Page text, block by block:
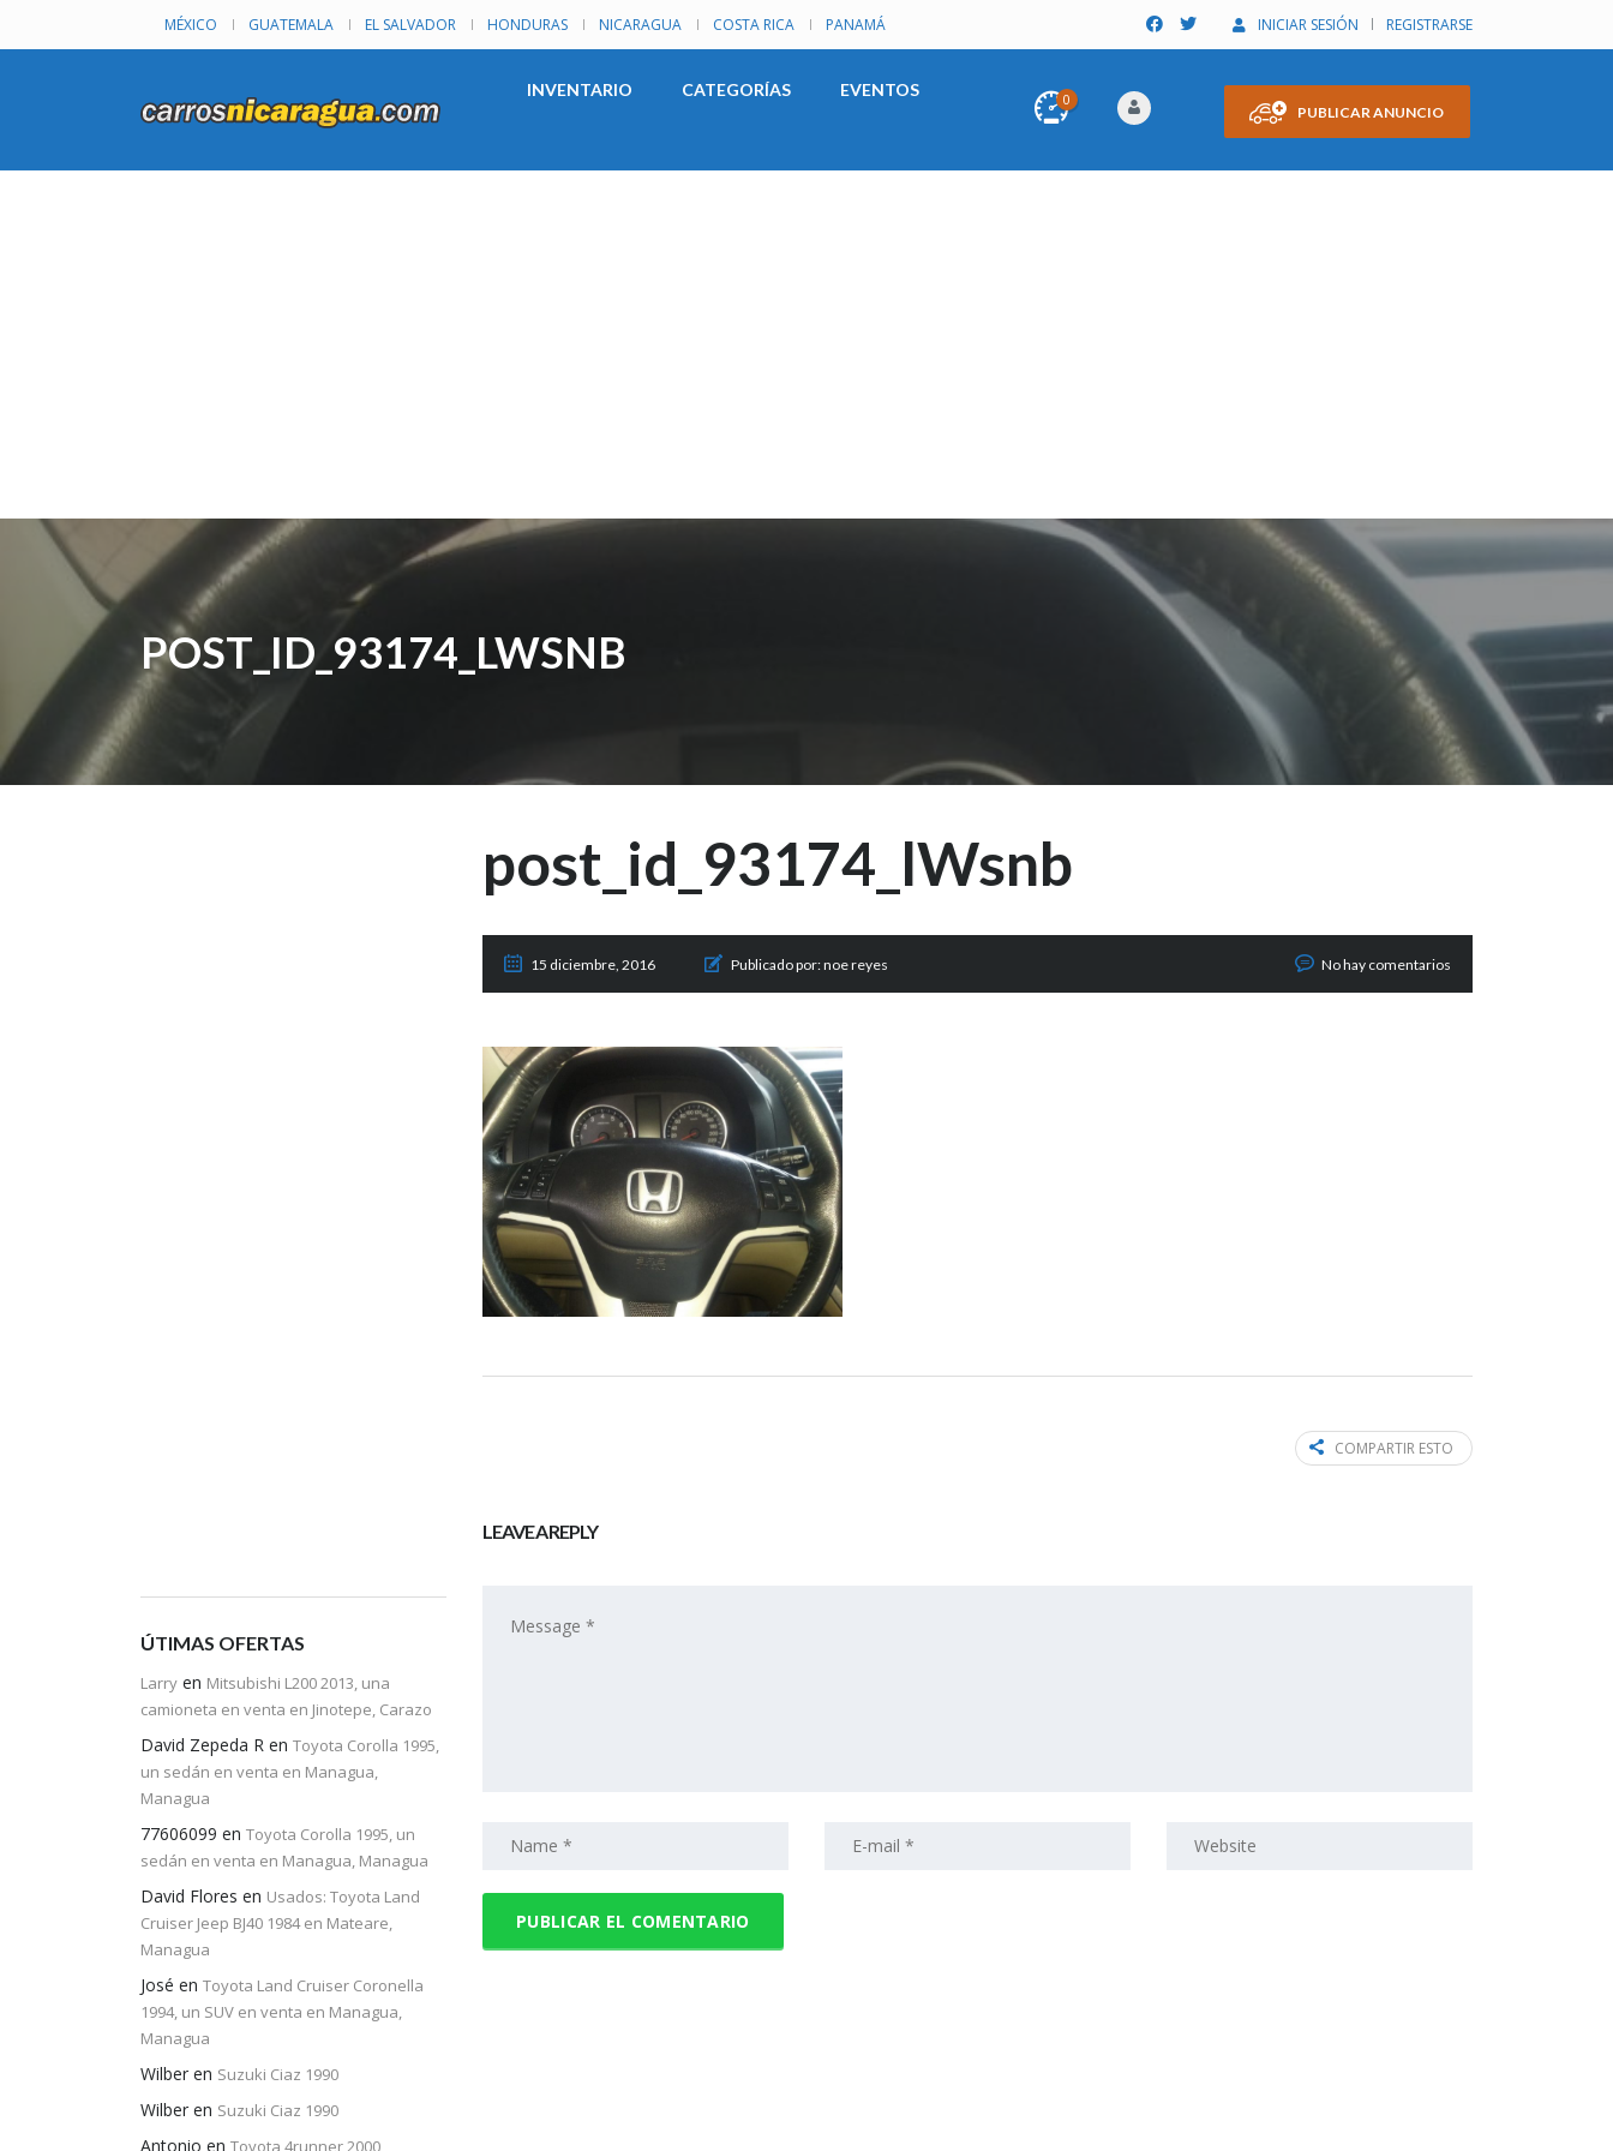
INICIAR SESIÓN REGISTRARSE
MÉXICO GUATEMALA EL SALVADOR HONDURAS NICARAGUA COSTA RICA PANAMÁ
PUBLICAR ANUNCIO
0
INVENTARIO CATEGORÍAS EVENTOS
POST_ID_93174_LWSNB
post_id_93174_lWsnb
15 diciembre, 2016 Publicado por:noe reyes No hay comentarios
COMPARTIR ESTO
LEAVE A REPLY
ÚTIMAS OFERTAS
Larry en Mitsubishi L200 2013, una
camioneta en venta en Jinotepe, Carazo
David Zepeda R en Toyota Corolla 1995,
un sedán en venta en Managua,
Managua
77606099 en Toyota Corolla 1995, un
sedán en venta en Managua, Managua
David Flores en Usados: Toyota Land
Cruiser Jeep BJ40 1984 en Mateare,
Managua
José en Toyota Land Cruiser Coronella
1994, un SUV en venta en Managua,
Managua
Wilber en Suzuki Ciaz 1990
Wilber en Suzuki Ciaz 1990
Antonio en Toyota 4runner 2000